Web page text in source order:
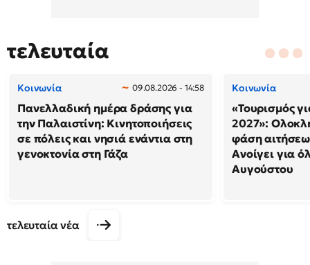
τελευταία
Κοινωνία 09.08.2026 - 14:58
Πανελλαδική ημέρα δράσης για
την Παλαιστίνη: Κινητοποιήσεις
σε πόλεις και νησιά ενάντια στη
γενοκτονία στη Γάζα
Κοινωνία
«Τουρισμός
2027»:
φάση
Ανοίγει για
Αυγούστου
τελευταία νέα